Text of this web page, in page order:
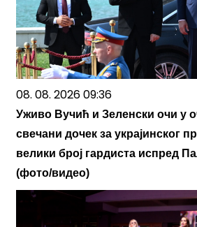
08. 08. 2026 09:36
Уживо Вучић и Зеленски очи у
свечани дочек за украјинског
велики број гардиста испред
(фото/видео)